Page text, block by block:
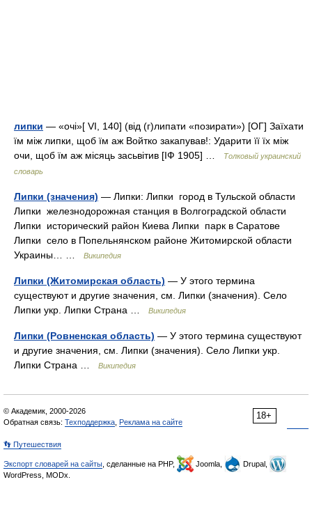
липки — «очі»[ VI, 140] (від (г)липати «позирати») [ОГ] Заїхати
їм між липки, щоб їм аж Войтко закапував!: Ударити її їх між
очи, щоб їм аж місяць засьвітив [ІФ 1905] …
Толковый украинский
словарь
Липки (значения) — Липки: Липки город в Тульской области
Липки железнодорожная станция в Волгоградской области
Липки исторический район Киева Липки парк в Саратове
Липки село в Попельнянском районе Житомирской области
Украины… …
Википедия
Липки (Житомирская область) — У этого термина
существуют и другие значения, см. Липки (значения). Село
Липки укр. Липки Страна …
Википедия
Липки (Ровненская область) — У этого термина существуют
и другие значения, см. Липки (значения). Село Липки укр.
Липки Страна …
Википедия
18+
© Академик, 2000-2026
Обратная связь: Техподдержка Реклама на сайте
👣 Путешествия
Экспорт словарей на сайты , сделанные на PHP, Joomla,
Drupal,
WordPress, MODx.